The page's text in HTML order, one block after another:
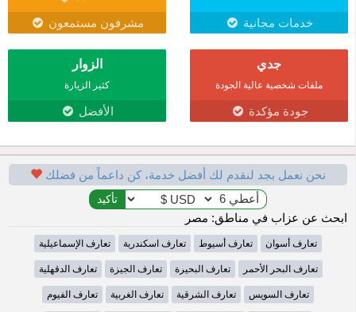
خدمات مجانية مشرفون مستمعون
جدي
ملفات شخصية عالية الجودة
جودة مؤكدة
الزوار
كثير الزيارة
الأفضل
نحن نعمل بجد لنقدم لك أفضل خدمة، كن داعماً من فضلك
ابحث عن عزاب في مناطق: مصر
تعارف أسوان تعارف أسيوط تعارف اسكندرية تعارف الإسماعيلية
تعارف البحر الأحمر تعارف البحيرة تعارف الجيزة تعارف الدقهلية
تعارف السويس تعارف الشرقية تعارف الغربية تعارف الفيوم